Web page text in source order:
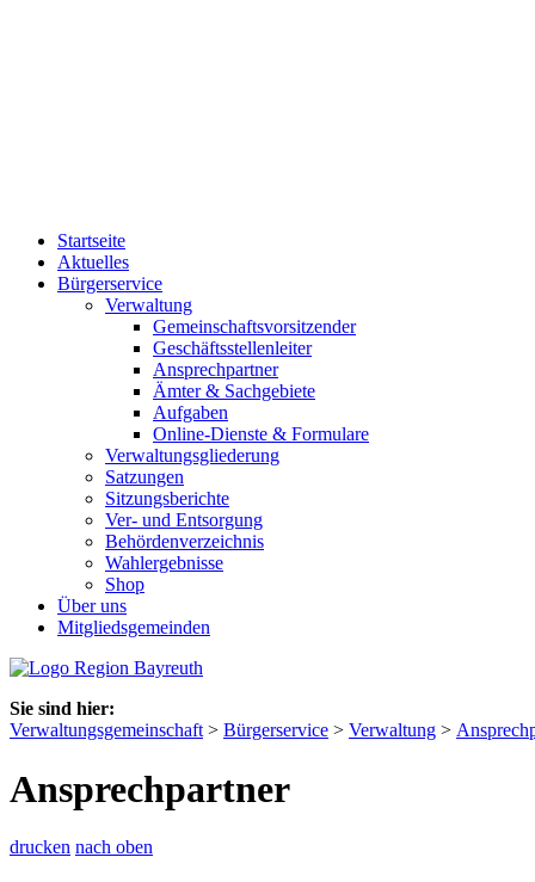
Startseite
Aktuelles
Bürgerservice
Verwaltung
Gemeinschaftsvorsitzender
Geschäftsstellenleiter
Ansprechpartner
Ämter & Sachgebiete
Aufgaben
Online-Dienste & Formulare
Verwaltungsgliederung
Satzungen
Sitzungsberichte
Ver- und Entsorgung
Behördenverzeichnis
Wahlergebnisse
Shop
Über uns
Mitgliedsgemeinden
Sie sind hier:
Verwaltungsgemeinschaft > Bürgerservice > Verwaltung >
Ansprechpartner
drucken nach oben